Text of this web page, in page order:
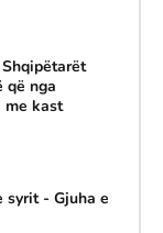
që nga
me kast
syrit - Gjuha e